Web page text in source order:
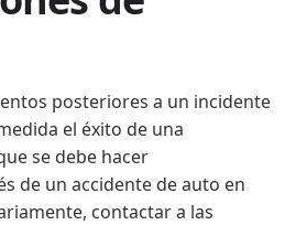
posteriores a un incidente
el éxito de una
se debe hacer
de un accidente de auto en
contactar a las